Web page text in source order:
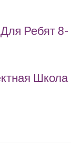
Ребят 8-
Школа